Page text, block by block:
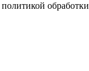
обработки